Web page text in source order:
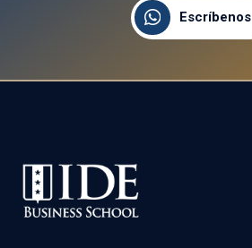
Escríbenos